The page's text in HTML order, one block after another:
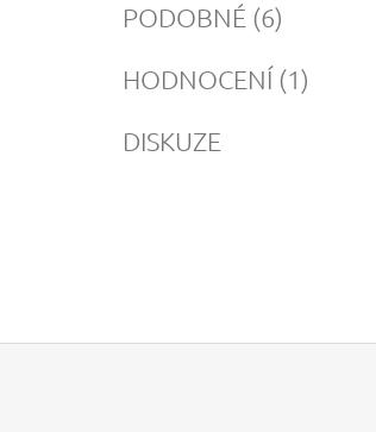
PODOBNÉ (6)
HODNOCENÍ (1)
DISKUZE